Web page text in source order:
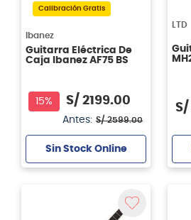
Calibración Gratis
Ibanez
Guitarra Eléctrica De
Caja Ibanez AF75 BS
15% S/ 2199.00
Antes: S/ 2599.00
Sin Stock Online
LTD
S/